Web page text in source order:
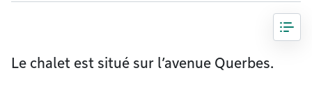
Le chalet est situé sur l’avenue Querbes.